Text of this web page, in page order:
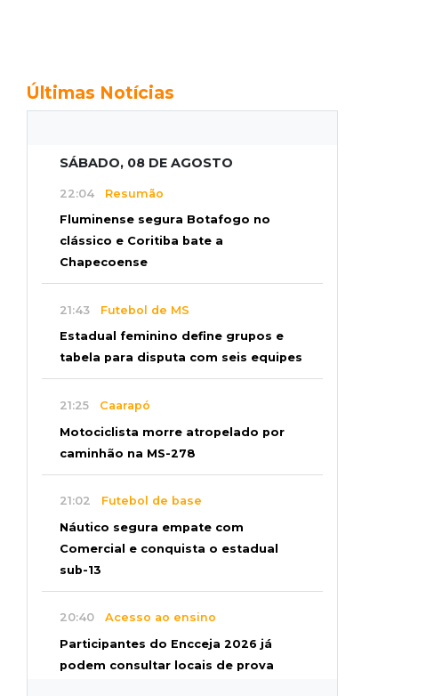
Últimas Notícias
SÁBADO, 08 DE AGOSTO
22:04 Resumão
Fluminense segura Botafogo no
clássico e Coritiba bate a
Chapecoense
21:43 Futebol de MS
Estadual feminino define grupos e
tabela para disputa com seis equipes
21:25 Caarapó
Motociclista morre atropelado por
caminhão na MS-278
21:02 Futebol de base
Náutico segura empate com
Comercial e conquista o estadual
sub-13
20:40 Acesso ao ensino
Participantes do Encceja 2026 já
podem consultar locais de prova